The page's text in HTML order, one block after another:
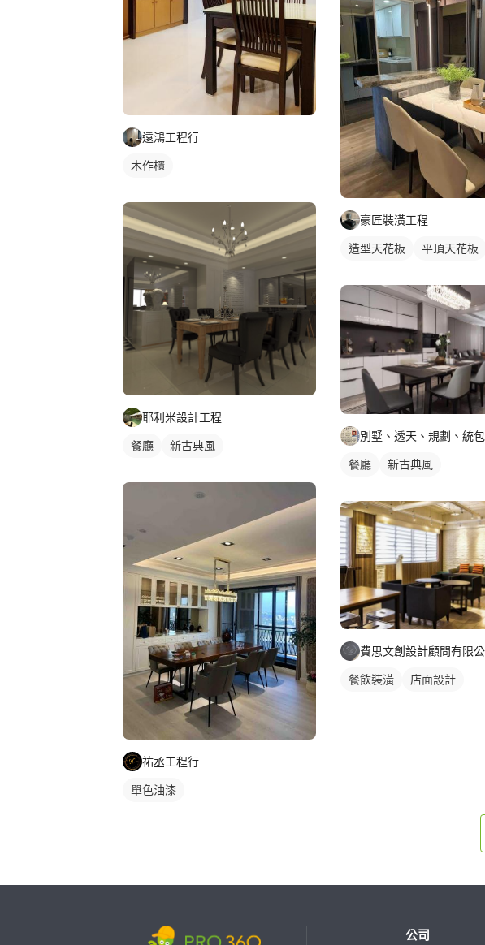
遠鴻工程行
木作櫃
耶利米設計工程
餐廳 新古典風
祐丞工程行
單色油漆
豪匠裝潢工程
造型天花板 平頂天花板
別墅、透天、規劃、統包
餐廳 新古典風
餐飲裝潢 店面設計
公司